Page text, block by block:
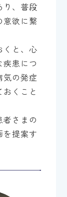
り、普段
意欲に繋
くと、心
患につ
気の発症
くこと
者さまの
を提案す